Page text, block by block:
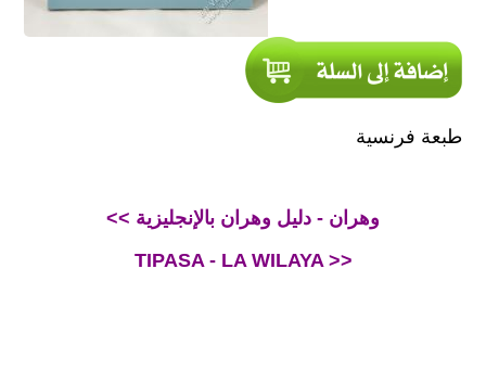
طبعة فرنسية
<< وهران - دليل وهران بالإنجليزية
TIPASA - LA WILAYA >>